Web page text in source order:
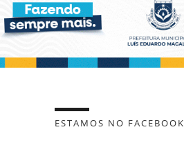
ESTAMOS NO FACEBOOK